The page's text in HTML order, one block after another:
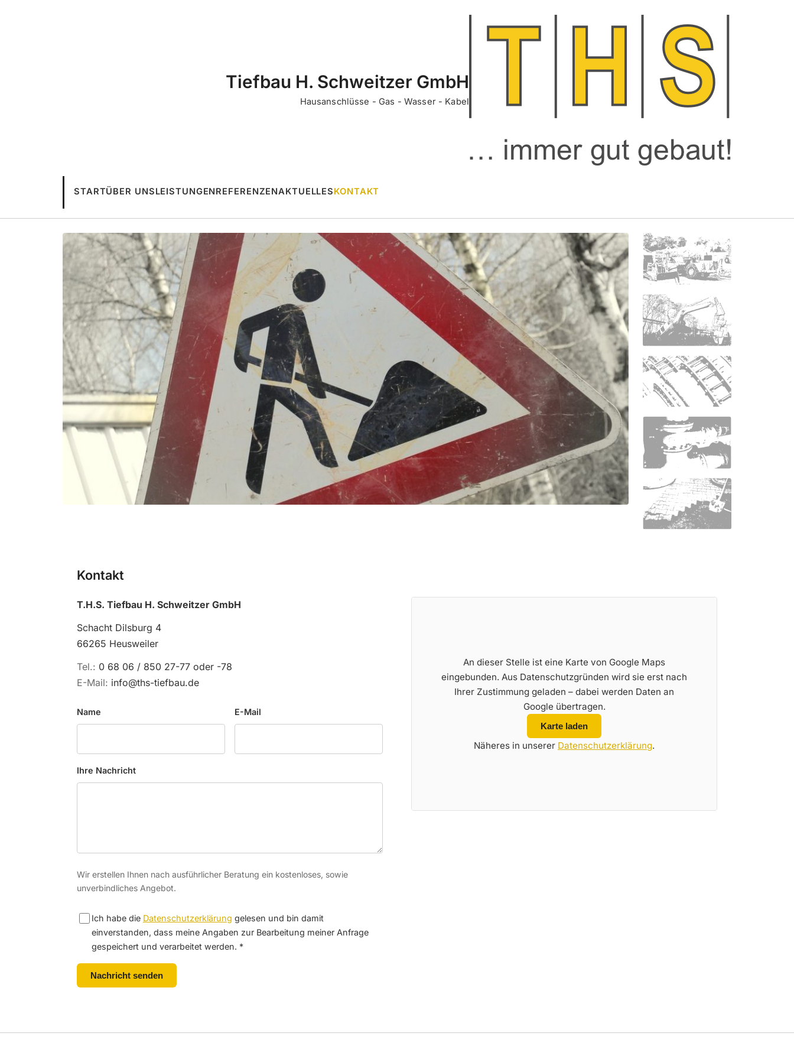
Tiefbau H. Schweitzer GmbH
Hausanschlüsse - Gas - Wasser - Kabel
STARTÜBER UNSLEISTUNGENREFERENZENAKTUELLESKONTAKT
Kontakt
T.H.S. Tiefbau H. Schweitzer GmbH
Schacht Dilsburg 4
66265 Heusweiler
Tel.: 0 68 06 / 850 27-77 oder -78
E-Mail: info@ths-tiefbau.de
Name E-Mail
Ihre Nachricht
Wir erstellen Ihnen nach ausführlicher Beratung ein kostenloses, sowie
unverbindliches Angebot.
Ich habe die Datenschutzerklärung gelesen und bin damit
einverstanden, dass meine Angaben zur Bearbeitung meiner Anfrage
gespeichert und verarbeitet werden. *
Nachricht senden
An dieser Stelle ist eine Karte von Google Maps
eingebunden. Aus Datenschutzgründen wird sie erst nach
Ihrer Zustimmung geladen – dabei werden Daten an
Google übertragen.
Karte laden
Näheres in unserer Datenschutzerklärung.